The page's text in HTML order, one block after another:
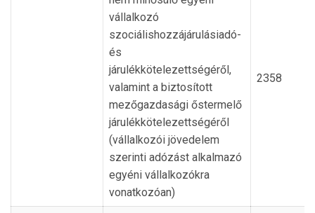
vállalkozó
szociálishozzájárulásiadó-
és
járulékkötelezettségéről,
valamint a biztosított
mezőgazdasági őstermelő
járulékkötelezettségéről
(vállalkozói jövedelem
szerinti adózást alkalmazó
egyéni vállalkozókra
vonatkozóan)
2358